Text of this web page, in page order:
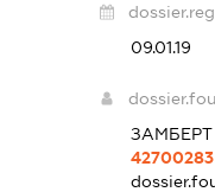
09.01.19
ЗАМБЕРТ
42700283